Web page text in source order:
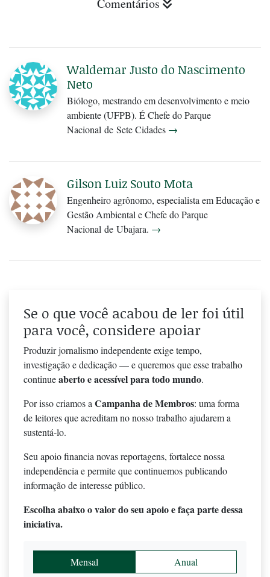
Comentários
Waldemar Justo do Nascimento
Neto
Biólogo, mestrando em desenvolvimento e meio
ambiente (UFPB). É Chefe do Parque
Nacional de Sete Cidades →
Gilson Luiz Souto Mota
Engenheiro agrônomo, especialista em Educação e
Gestão Ambiental e Chefe do Parque
Nacional de Ubajara. →
Se o que você acabou de ler foi útil
para você, considere apoiar
Produzir jornalismo independente exige tempo,
investigação e dedicação — e queremos que esse trabalho
continueaberto e acessível para todo mundo.
Por isso criamos aCampanha de Membros: uma forma
de leitores que acreditam no nosso trabalho ajudarem a
sustentá-lo.
Seu apoio financia novas reportagens, fortalece nossa
independência e permite que continuemos publicando
informação de interesse público.
Escolha abaixo o valor do seu apoio e faça parte dessa
iniciativa.
Mensal Anual